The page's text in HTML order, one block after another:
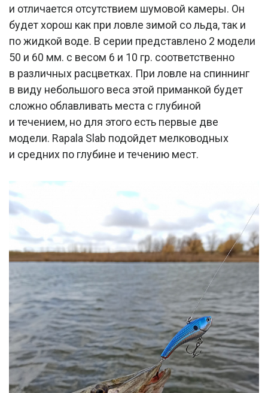
и отличается отсутствием шумовой камеры. Он
будет хорош как при ловле зимой со льда, так и
по жидкой воде. В серии представлено 2 модели
50 и 60 мм. с весом 6 и 10 гр. соответственно
в различных расцветках. При ловле на спиннинг
в виду небольшого веса этой приманкой будет
сложно облавливать места с глубиной
и течением, но для этого есть первые две
модели. Rapala Slab подойдет мелководных
и средних по глубине и течению мест.